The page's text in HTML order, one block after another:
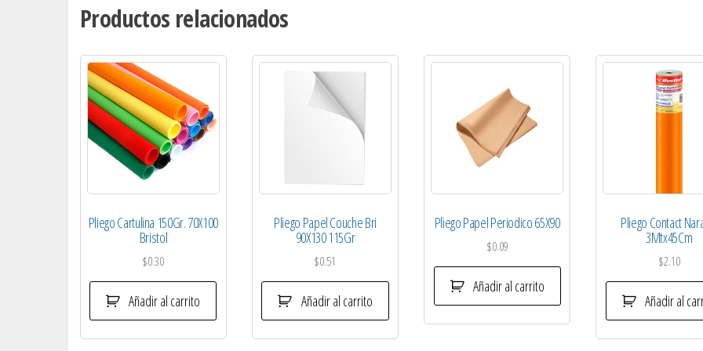
Productos relacionados
Pliego Cartulina 150Gr. 70X100
Bristol
$0.30
Añadir al carrito
Pliego Papel Couche Bri
90X130 115Gr
$0.51
Añadir al carrito
Pliego Papel Periodico 65X90
$0.09
Añadir al carrito
Pliego Contact
3Mtx45Cm
$2.10
Añadir al